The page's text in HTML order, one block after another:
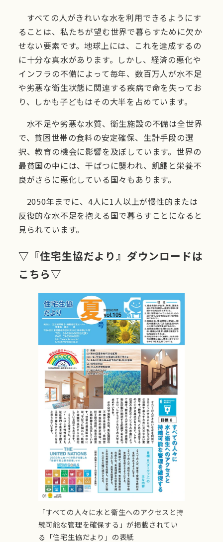
すべての人がきれいな水を利用できるようにす
ることは、私たちが望む世界で暮らすために欠か
せない要素です。地球上には、これを達成するの
に十分な真水があります。しかし、経済の悪化や
インフラの不備によって毎年、数百万人が水不足
や劣悪な衛生状態に関連する疾病で命を失ってお
り、しかも子どもはその大半を占めています。
水不足や劣悪な水質、衛生施設の不備は全世界
で、貧困世帯の食料の安定確保、生計手段の選
択、教育の機会に影響を及ぼしています。世界の
最貧国の中には、干ばつに襲われ、飢餓と栄養不
良がさらに悪化している国々もあります。
2050年までに、4人に1人以上が慢性的または
反復的な水不足を抱える国で暮らすことになると
見られています。
▽『住宅生協だより』ダウンロードは
こちら▽
「すべての人々に水と衛生へのアクセスと持
続可能な管理を確保する」が掲載されてい
る「住宅生協だより」の表紙